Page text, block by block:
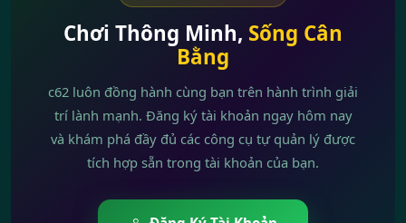
Chơi Thông Minh, Sống Cân
Bằng
c62 luôn đồng hành cùng bạn trên hành trình giải
trí lành mạnh. Đăng ký tài khoản ngay hôm nay
và khám phá đầy đủ các công cụ tự quản lý được
tích hợp sẵn trong tài khoản của bạn.